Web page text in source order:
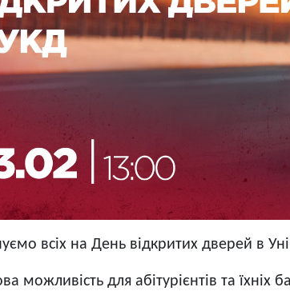
всіх на День відкритих дверей в
можливість для абітурієнтів та їхніх